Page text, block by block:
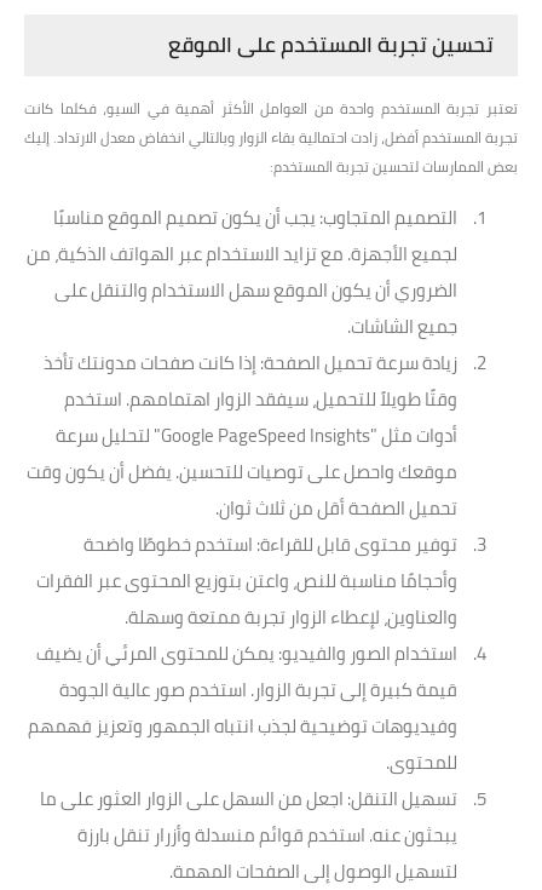
تحسين تجربة المستخدم على الموقع
تعتبر تجربة المستخدم واحدة من العوامل الأكثر أهمية في السيو، فكلما كانت
تجربة المستخدم أفضل، زادت احتمالية بقاء الزوار وبالتالي انخفاض معدل الارتداد. إليك
بعض الممارسات لتحسين تجربة المستخدم:
التصميم المتجاوب: يجب أن يكون تصميم الموقع مناسبًا
لجميع الأجهزة. مع تزايد الاستخدام عبر الهواتف الذكية، من
الضروري أن يكون الموقع سهل الاستخدام والتنقل على
جميع الشاشات.
زيادة سرعة تحميل الصفحة: إذا كانت صفحات مدونتك تأخذ
وقتًا طويلاً للتحميل، سيفقد الزوار اهتمامهم. استخدم
أدوات مثل "Google PageSpeed Insights" لتحليل سرعة
موقعك واحصل على توصيات للتحسين. يفضل أن يكون وقت
تحميل الصفحة أقل من ثلاث ثوان.
توفير محتوى قابل للقراءة: استخدم خطوطًا واضحة
وأحجامًا مناسبة للنص، واعتن بتوزيع المحتوى عبر الفقرات
والعناوين، لإعطاء الزوار تجربة ممتعة وسهلة.
استخدام الصور والفيديو: يمكن للمحتوى المرئي أن يضيف
قيمة كبيرة إلى تجربة الزوار. استخدم صور عالية الجودة
وفيديوهات توضيحية لجذب انتباه الجمهور وتعزيز فهمهم
للمحتوى.
تسهيل التنقل: اجعل من السهل على الزوار العثور على ما
يبحثون عنه. استخدم قوائم منسدلة وأزرار تنقل بارزة
لتسهيل الوصول إلى الصفحات المهمة.